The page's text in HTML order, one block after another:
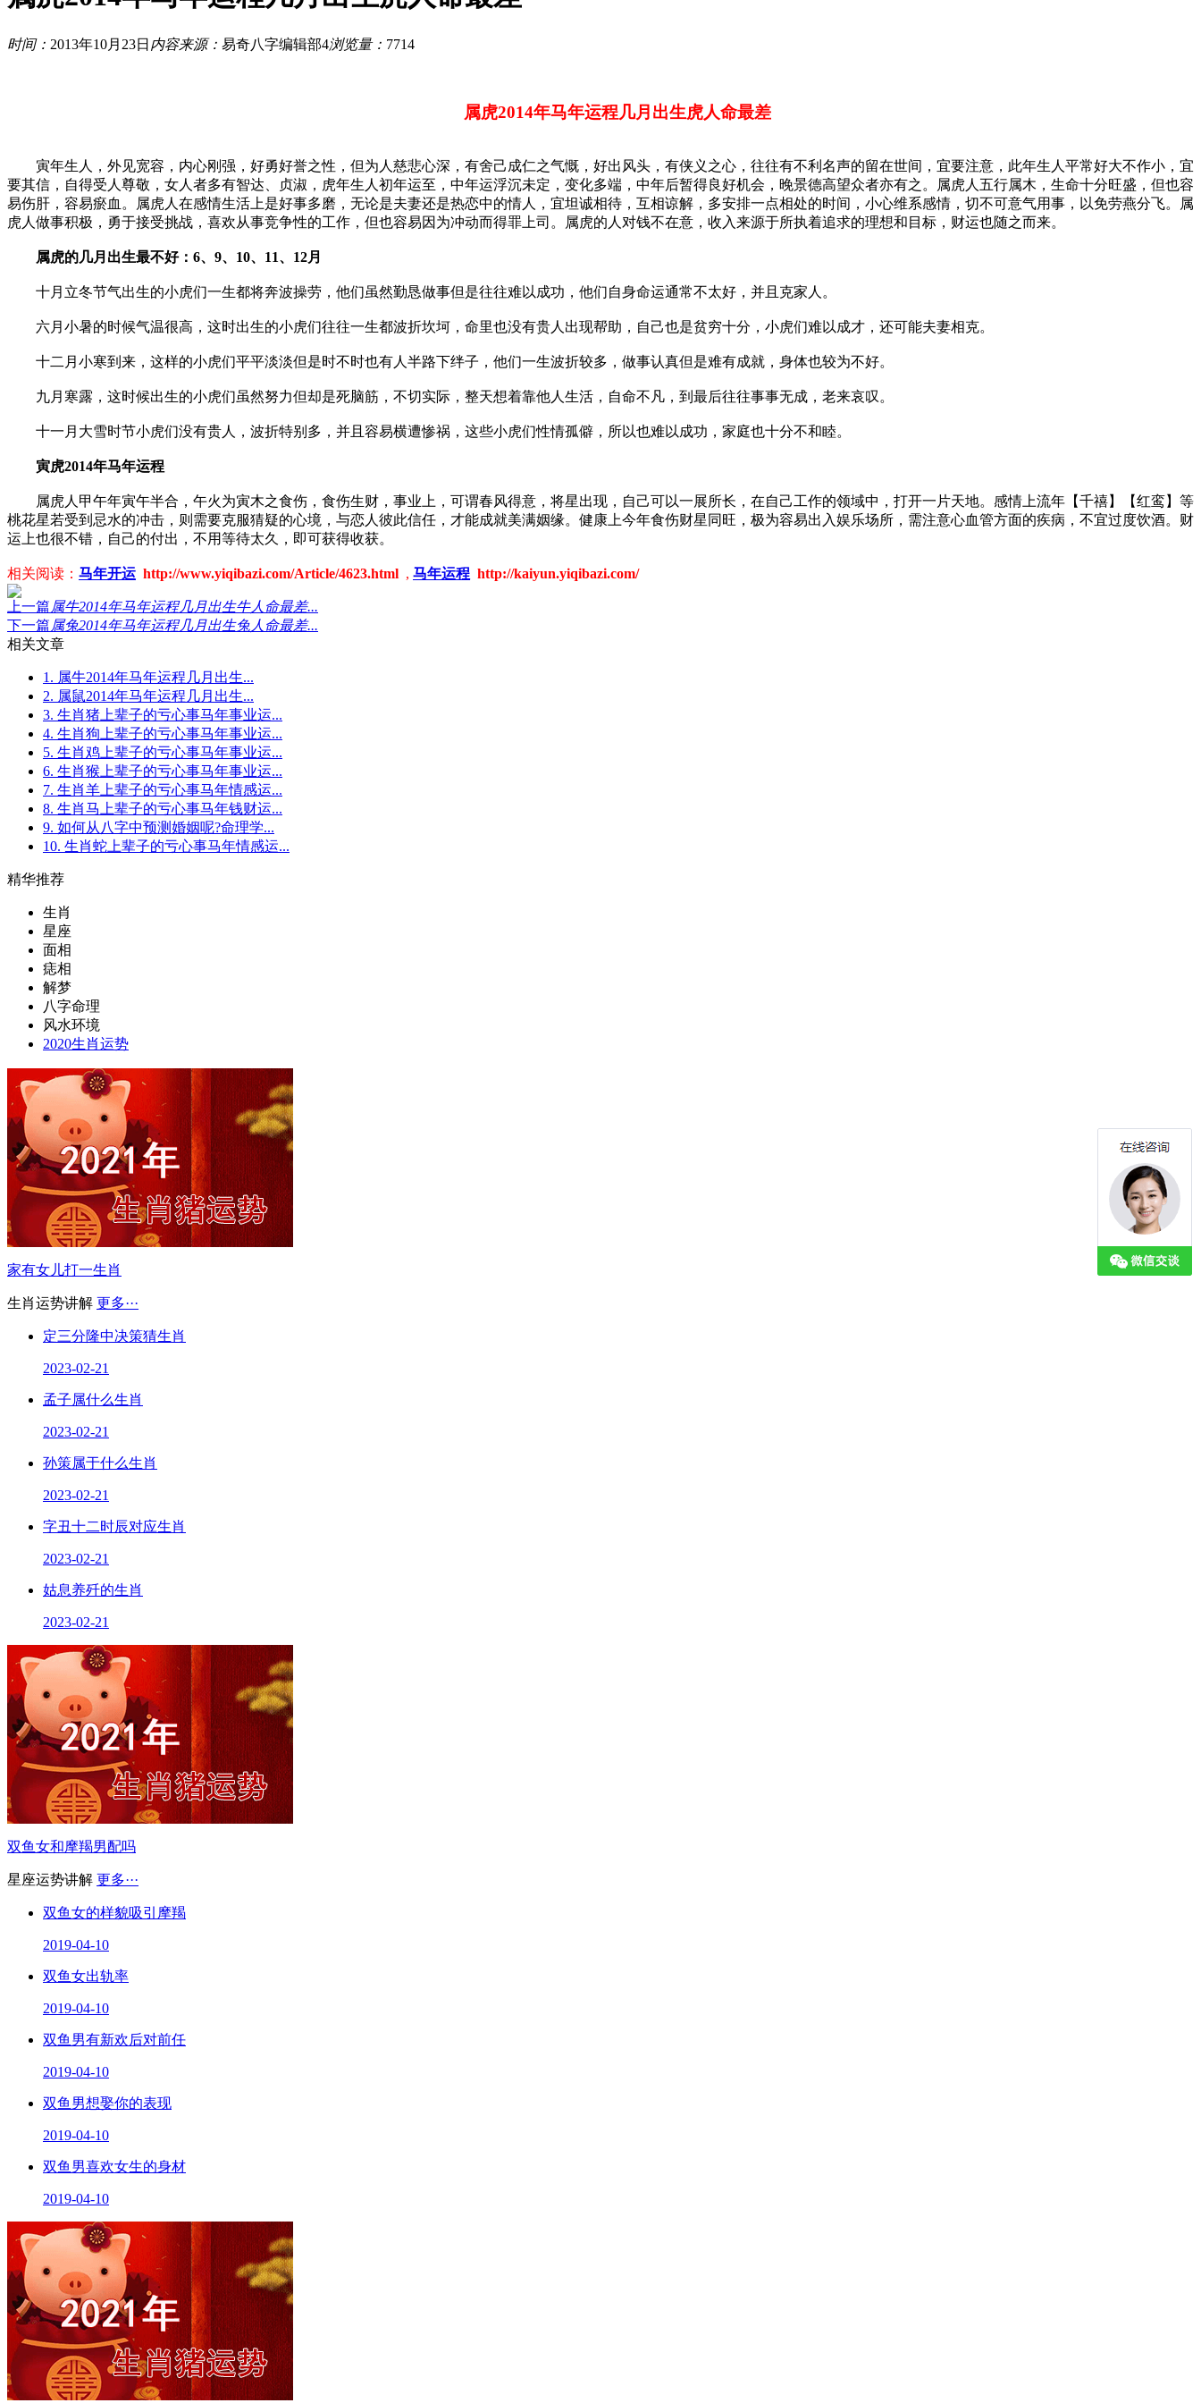
时间： 2013年10月23日 内容来源： 易奇八字编辑部4浏览量： 7714
属虎2014年马年运程几月出生虎人命最差
寅年生人，外见宽容，内心刚强，好勇好誉之性，但为人慈悲心深，有舍己成仁之气慨，好出风头，有侠义之心，往往有不利名声的留在世间，宜要注意，此年生人平常好大不作小，宜
要其信，自得受人尊敬，女人者多有智达、贞淑，虎年生人初年运至，中年运浮沉未定，变化多端，中年后暂得良好机会，晚景德高望众者亦有之。属虎人五行属木，生命十分旺盛，但也容
易伤肝，容易瘀血。属虎人在感情生活上是好事多磨，无论是夫妻还是热恋中的情人，宜坦诚相待，互相谅解，多安排一点相处的时间，小心维系感情，切不可意气用事，以免劳燕分飞。属
虎人做事积极，勇于接受挑战，喜欢从事竞争性的工作，但也容易因为冲动而得罪上司。属虎的人对钱不在意，收入来源于所执着追求的理想和目标，财运也随之而来。
属虎的几月出生最不好：6、9、10、11、12月
十月立冬节气出生的小虎们一生都将奔波操劳，他们虽然勤恳做事但是往往难以成功，他们自身命运通常不太好，并且克家人。
六月小暑的时候气温很高，这时出生的小虎们往往一生都波折坎坷，命里也没有贵人出现帮助，自己也是贫穷十分，小虎们难以成才，还可能夫妻相克。
十二月小寒到来，这样的小虎们平平淡淡但是时不时也有人半路下绊子，他们一生波折较多，做事认真但是难有成就，身体也较为不好。
九月寒露，这时候出生的小虎们虽然努力但却是死脑筋，不切实际，整天想着靠他人生活，自命不凡，到最后往往事事无成，老来哀叹。
十一月大雪时节小虎们没有贵人，波折特别多，并且容易横遭惨祸，这些小虎们性情孤僻，所以也难以成功，家庭也十分不和睦。
寅虎2014年马年运程
属虎人甲午年寅午半合，午火为寅木之食伤，食伤生财，事业上，可谓春风得意，将星出现，自己可以一展所长，在自己工作的领域中，打开一片天地。感情上流年【千禧】【红鸾】等
桃花星若受到忌水的冲击，则需要克服猜疑的心境，与恋人彼此信任，才能成就美满姻缘。健康上今年食伤财星同旺，极为容易出入娱乐场所，需注意心血管方面的疾病，不宜过度饮酒。财
运上也很不错，自己的付出，不用等待太久，即可获得收获。
相关阅读： 马年开运 http://www.yiqibazi.com/Article/4623.html , 马年运程 http://kaiyun.yiqibazi.com/
上一篇 属牛2014年马年运程几月出生牛人命最差...
下一篇 属兔2014年马年运程几月出生兔人命最差...
相关文章
1. 属牛2014年马年运程几月出生...
2. 属鼠2014年马年运程几月出生...
3. 生肖猪上辈子的亏心事马年事业运...
4. 生肖狗上辈子的亏心事马年事业运...
5. 生肖鸡上辈子的亏心事马年事业运...
6. 生肖猴上辈子的亏心事马年事业运...
7. 生肖羊上辈子的亏心事马年情感运...
8. 生肖马上辈子的亏心事马年钱财运...
9. 如何从八字中预测婚姻呢?命理学...
10. 生肖蛇上辈子的亏心事马年情感运...
精华推荐
生肖
星座
面相
痣相
解梦
八字命理
风水环境
2020生肖运势
家有女儿打一生肖
生肖运势讲解 更多···
定三分隆中决策猜生肖
2023-02-21
孟子属什么生肖
2023-02-21
孙策属于什么生肖
2023-02-21
字丑十二时辰对应生肖
2023-02-21
姑息养歼的生肖
2023-02-21
双鱼女和摩羯男配吗
星座运势讲解 更多···
双鱼女的样貌吸引摩羯
2019-04-10
双鱼女出轨率
2019-04-10
双鱼男有新欢后对前任
2019-04-10
双鱼男想娶你的表现
2019-04-10
双鱼男喜欢女生的身材
2019-04-10